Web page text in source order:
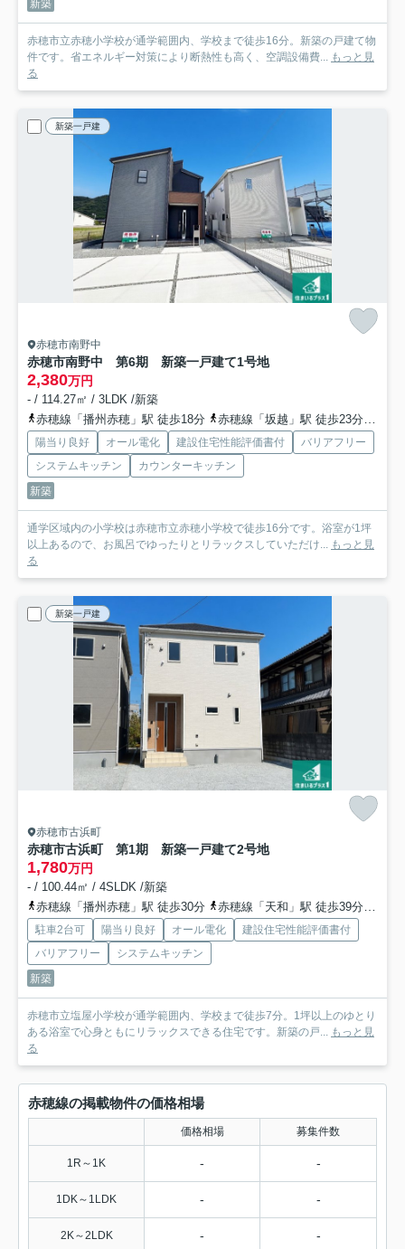
新築
赤穂市立赤穂小学校が通学範囲内、学校まで徒歩16分。新築の戸建て物
件です。省エネルギー対策により断熱性も高く、空調設備費... もっと見
る
新築一戸建
赤穂市南野中
赤穂市南野中 第6期 新築一戸建て1号地
2,380万円
- / 114.27㎡ / 3LDK /新築
赤穂線「播州赤穂」駅 徒歩18分
赤穂線「坂越」駅 徒歩23分
陽当り良好 オール電化 建設住宅性能評価書付
バリアフリー
システムキッチン
カウンターキッチン
新築
通学区域内の小学校は赤穂市立赤穂小学校で徒歩16分です。浴室が1坪
以上あるので、お風呂でゆったりとリラックスしていただけ... もっと見
る
新築一戸建
赤穂市古浜町
赤穂市古浜町 第1期 新築一戸建て2号地
1,780万円
- / 100.44㎡ / 4SLDK /新築
赤穂線「播州赤穂」駅 徒歩30分
赤穂線「天和」駅 徒歩39分
駐車2台可 陽当り良好 オール電化
建設住宅性能評価書付
バリアフリー
システムキッチン
新築
赤穂市立塩屋小学校が通学範囲内、学校まで徒歩7分。1坪以上のゆとり
ある浴室で心身ともにリラックスできる住宅です。新築の戸... もっと見
る
赤穂線の掲載物件の価格相場
価格相場 募集件数
1R～1K - -
1DK～1LDK - -
2K～2LDK - -